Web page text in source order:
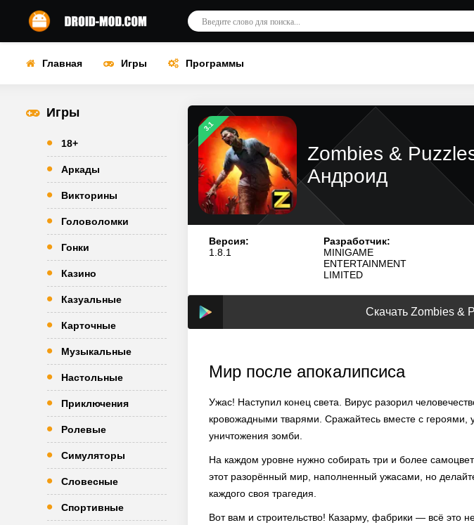
Главная Игры Программы
Игры
18+
Аркады
Викторины
Головоломки
Гонки
Казино
Казуальные
Карточные
Музыкальные
Настольные
Приключения
Ролевые
Симуляторы
Словесные
Спортивные
3.1
Zombies &
Андроид
Версия:
1.8.1
Разработчик:
MINIGAME
ENTERTAINMENT
LIMITED
Скачать Zombies &
Мир после апокалипсиса
Ужас! Наступил конец света. Вирус разорил
кровожадными тварями. Сражайтесь вместе с героями,
уничтожения зомби.
На каждом уровне нужно собирать три и более
этот разорённый мир, наполненный ужасами, но
каждого своя трагедия.
Вот вам и строительство! Казарму, фабрики — всё это